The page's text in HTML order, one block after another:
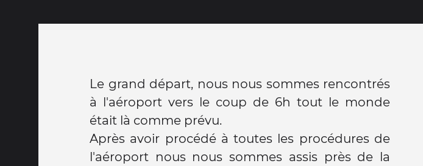
Le grand départ, nous nous sommes rencontrés
à l'aéroport vers le coup de 6h tout le monde
était là comme prévu.
Après avoir procédé à toutes les procédures de
l'aéroport nous nous sommes assis près de la